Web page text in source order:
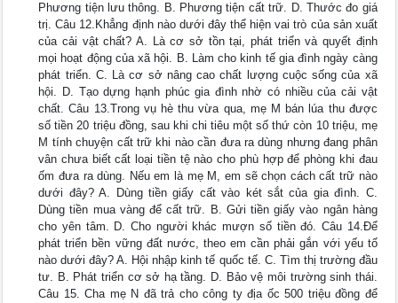
Phương tiện lưu thông. B. Phương tiện cất trữ. D. Thước đo giá
trị. Câu 12.Khẳng định nào dưới đây thể hiện vai trò của sản xuất
của cải vật chất? A. Là cơ sở tồn tại, phát triển và quyết định
mọi hoạt động của xã hội. B. Làm cho kinh tế gia đình ngày càng
phát triển. C. Là cơ sở nâng cao chất lượng cuộc sống của xã
hội. D. Tạo dựng hạnh phúc gia đình nhờ có nhiều của cải vật
chất. Câu 13.Trong vụ hè thu vừa qua, mẹ M bán lúa thu được
số tiền 20 triệu đồng, sau khi chi tiêu một số thứ còn 10 triệu, mẹ
M tính chuyện cất trữ khi nào cần đưa ra dùng nhưng đang phân
vân chưa biết cất loại tiền tệ nào cho phù hợp để phòng khi đau
ốm đưa ra dùng. Nếu em là mẹ M, em sẽ chọn cách cất trữ nào
dưới đây? A. Dùng tiền giấy cất vào két sắt của gia đình. C.
Dùng tiền mua vàng để cất trữ. B. Gửi tiền giấy vào ngân hàng
cho yên tâm. D. Cho người khác mượn số tiền đó. Câu 14.Để
phát triển bền vững đất nước, theo em cần phải gắn với yếu tố
nào dưới đây? A. Hội nhập kinh tế quốc tế. C. Tìm thị trường đầu
tư. B. Phát triển cơ sở hạ tầng. D. Bảo vệ môi trường sinh thái.
Câu 15. Cha mẹ N đã trả cho công ty địa ốc 500 triệu đồng để